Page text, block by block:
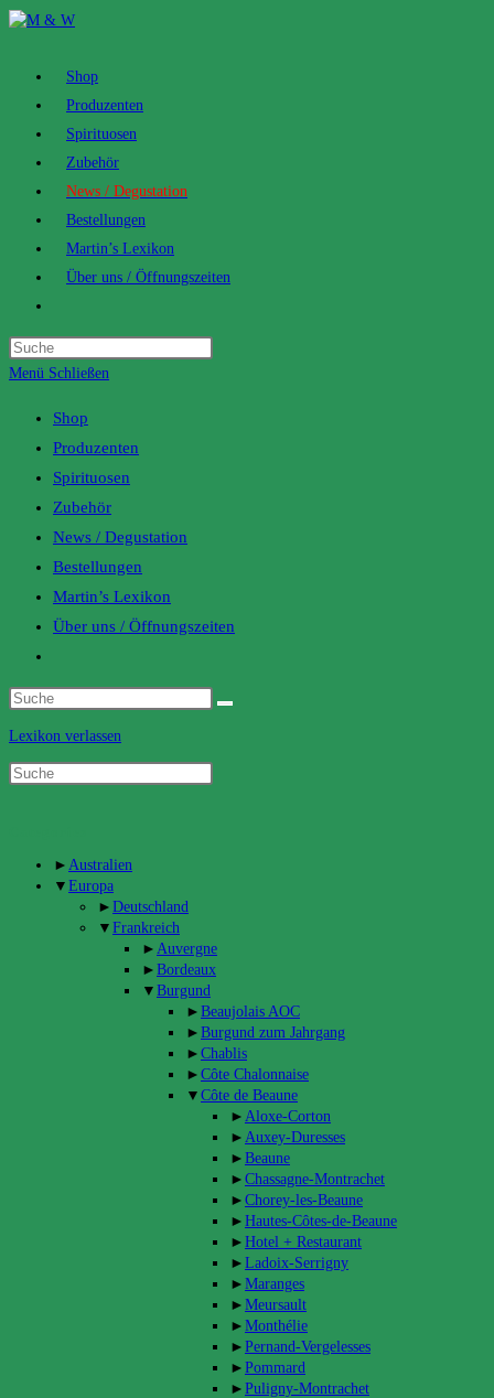
Zum
Shop
Produzenten
Spirituosen
Zubehör
News / Degustation
Bestellungen
Martin’s Lexikon
Über uns / Öffnungszeiten
website
search
Menü Schließen
Shop
Produzenten
Spirituosen
Zubehör
News / Degustation
Bestellungen
Martin’s Lexikon
Über uns / Öffnungszeiten
website
search
Lexikon verlassen
► Australien
▼ Europa
► Deutschland
▼ Frankreich
► Auvergne
► Bordeaux
▼ Burgund
► Beaujolais AOC
► Burgund zum Jahrgang
► Chablis
► Côte Chalonnaise
▼ Côte de Beaune
► Aloxe-Corton
► Auxey-Duresses
► Beaune
► Chassagne-Montrachet
► Chorey-les-Beaune
► Hautes-Côtes-de-Beaune
► Hotel + Restaurant
► Ladoix-Serrigny
► Maranges
► Meursault
► Monthélie
► Pernand-Vergelesses
► Pommard
► Puligny-Montrachet